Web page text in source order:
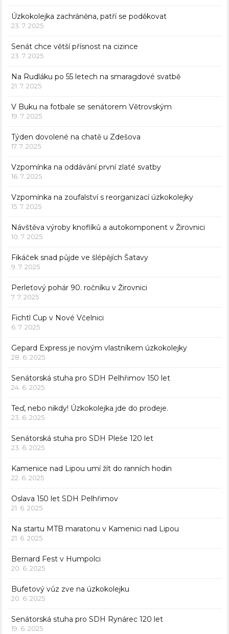
Úzkokolejka zachráněna, patří se poděkovat
23. 7. 2025
Senát chce větší přísnost na cizince
23. 7. 2025
Na Rudláku po 55 letech na smaragdové svatbě
21. 7. 2025
V Buku na fotbale se senátorem Větrovským
19. 7. 2025
Týden dovolené na chatě u Zdešova
17. 7. 2025
Vzpomínka na oddávání první zlaté svatby
16. 7. 2025
Vzpomínka na zoufalství s reorganizací úzkokolejky
15. 7. 2025
Návštěva výroby knoflíků a autokomponent v Žirovnici
10. 7. 2025
Fikáček snad půjde ve šlépějích Šatavy
9. 7. 2025
Perleťový pohár 90. ročníku v Žirovnici
7. 7. 2025
Fichtl Cup v Nové Včelnici
6. 7. 2025
Gepard Express je novým vlastníkem úzkokolejky
28. 6. 2025
Senátorská stuha pro SDH Pelhřimov 150 let
24. 6. 2025
Teď, nebo nikdy! Úzkokolejka jde do prodeje.
23. 6. 2025
Senátorská stuha pro SDH Pleše 120 let
23. 6. 2025
Kamenice nad Lipou umí žít do ranních hodin
22. 6. 2025
Oslava 150 let SDH Pelhřimov
21. 6. 2025
Na startu MTB maratonu v Kamenici nad Lipou
21. 6. 2025
Bernard Fest v Humpolci
20. 6. 2025
Bufetový vůz zve na úzkokolejku
20. 6. 2025
Senátorská stuha pro SDH Rynárec 120 let
19. 6. 2025